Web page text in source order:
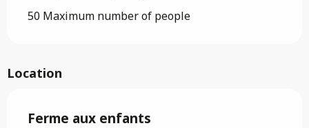
50 Maximum number of people
Location
Ferme aux enfants